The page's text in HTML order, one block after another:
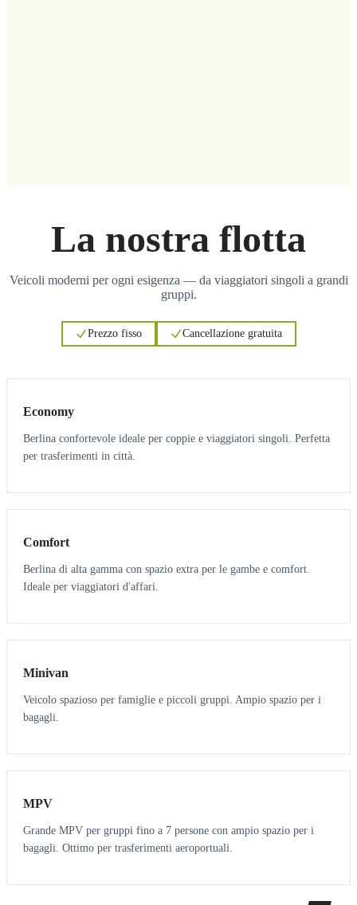
La nostra flotta
Veicoli moderni per ogni esigenza — da viaggiatori singoli a grandi
gruppi.
Prezzo fisso Cancellazione gratuita
Economy
Berlina confortevole ideale per coppie e viaggiatori singoli. Perfetta
per trasferimenti in città.
3 3
Comfort
Berlina di alta gamma con spazio extra per le gambe e comfort.
Ideale per viaggiatori d'affari.
6 5
Minivan
Veicolo spazioso per famiglie e piccoli gruppi. Ampio spazio per i
bagagli.
7 7
MPV
Grande MPV per gruppi fino a 7 persone con ampio spazio per i
bagagli. Ottimo per trasferimenti aeroportuali.